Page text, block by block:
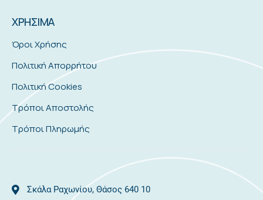
ΧΡΗΣΙΜΑ
Όροι Χρήσης
Πολιτική Απορρήτου
Πολιτική Cookies
Τρόποι Αποστολής
Τρόποι Πληρωμής
Σκάλα Ραχωνίου, Θάσος 640 10